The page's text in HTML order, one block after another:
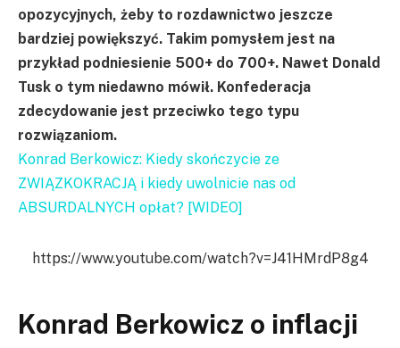
opozycyjnych, żeby to rozdawnictwo jeszcze
bardziej powiększyć. Takim pomysłem jest na
przykład podniesienie 500+ do 700+. Nawet Donald
Tusk o tym niedawno mówił. Konfederacja
zdecydowanie jest przeciwko tego typu
rozwiązaniom.
Konrad Berkowicz: Kiedy skończycie ze
ZWIĄZKOKRACJĄ i kiedy uwolnicie nas od
ABSURDALNYCH opłat? [WIDEO]
https://www.youtube.com/watch?v=J41HMrdP8g4
Konrad Berkowicz o inflacji